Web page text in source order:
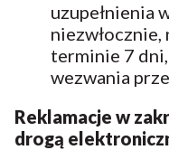
uzupełnienia
terminie 7
wezwania
Reklamacje w
drogą